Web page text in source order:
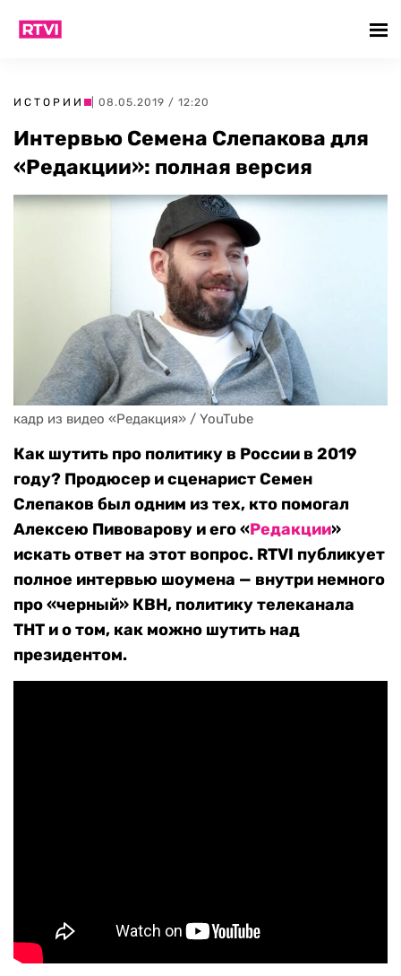
ИСТОРИИ | 08.05.2019 / 12:20
Интервью Семена Слепакова для
«Редакции»: полная версия
кадр из видео «Редакция» / YouTube
Как шутить про политику в России в 2019
году? Продюсер и сценарист Семен
Слепаков был одним из тех, кто помогал
Алексею Пивоварову и его «Редакции»
искать ответ на этот вопрос. RTVI публикует
полное интервью шоумена — внутри немного
про «черный» КВН, политику телеканала
ТНТ и о том, как можно шутить над
президентом.